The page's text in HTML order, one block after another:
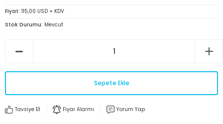
Fiyat 115,00 USD + KDV
Stok Durumu Mevcut
Sepete Ekle
Tavsiye Et Fiyar Alarmı Yorum Yap